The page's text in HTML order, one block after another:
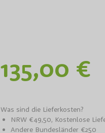
135,00 €
Was sind die Lieferkosten?
NRW €49,50, Kostenlose
Andere Bundesländer €250